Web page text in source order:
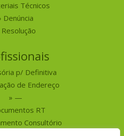
Técnicos
Denúncia
Resolução
p/ Definitiva
de Endereço
—
RT
Consultório